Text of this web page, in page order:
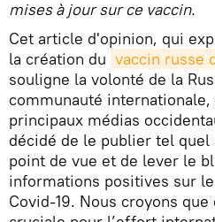
mises à jour sur ce vaccin.
Cet article d'opinion, qui
la création du vaccin russe
souligne la volonté de la
communauté
principaux médias
décidé de le publier tel quel
point de vue et de lever le
informations positives sur
Covid-19. Nous croyons